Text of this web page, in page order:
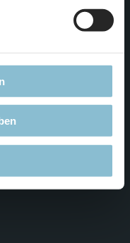
Menschen ohne
angenehm leer. Hier
Ihr diese Aktion nicht
benutzt, wenn ein
euch ist.